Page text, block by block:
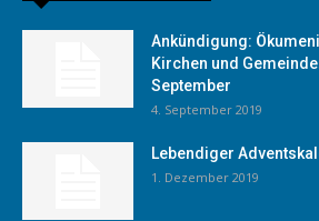
Ankündigung:
Kirchen und
September
4. September 2019
Lebendiger
1. Dezember 2019